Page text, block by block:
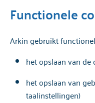
Functionele
Arkin gebruikt
het opslaan van de
het opslaan van
taalinstellingen)